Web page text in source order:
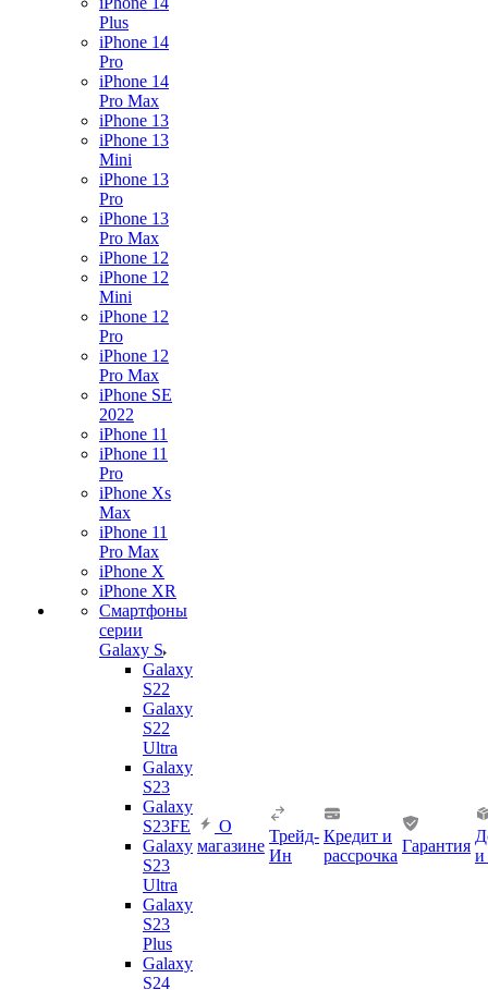
Plus
iPhone 14
Pro
iPhone 14
Pro Max
iPhone 13
iPhone 13
Mini
iPhone 13
Pro
iPhone 13
Pro Max
iPhone 12
iPhone 12
Mini
iPhone 12
Pro
iPhone 12
Pro Max
iPhone SE
2022
iPhone 11
iPhone 11
Pro
iPhone Xs
Max
iPhone 11
Pro Max
iPhone X
iPhone XR
Смартфоны
серии
Galaxy S
Galaxy
S22
Galaxy
S22
Ultra
Galaxy
S23
Galaxy
S23FE
Galaxy
S23
Ultra
Galaxy
S23
Plus
Galaxy
S24
О
магазине
Трейд-
Ин
Кредит и
рассрочка
Гарантия
и